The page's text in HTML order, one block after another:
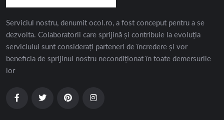
Serviciul nostru, denumit ocol.ro, a fost conceput pentru a se
dezvolta. Colaboratorii care sprijină și contribuie la evoluția
serviciului sunt considerați parteneri de încredere și vor
beneficia de sprijinul nostru necondiționat în toate demersurile
lor